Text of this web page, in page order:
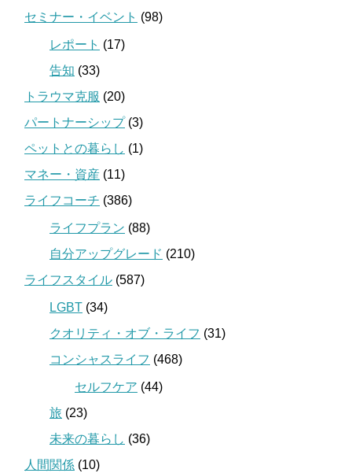
セミナー・イベント (98)
レポート (17)
告知 (33)
トラウマ克服 (20)
パートナーシップ(3)
ペットとの暮らし (1)
マネー・資産 (11)
ライフコーチ (386)
ライフプラン (88)
自分アップグレード (210)
ライフスタイル (587)
LGBT (34)
クオリティ・オブ・ライフ (31)
コンシャスライフ (468)
セルフケア (44)
旅 (23)
未来の暮らし (36)
人間関係 (10)